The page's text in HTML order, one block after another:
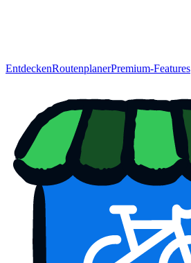
EntdeckenRoutenplanerPremium-Features